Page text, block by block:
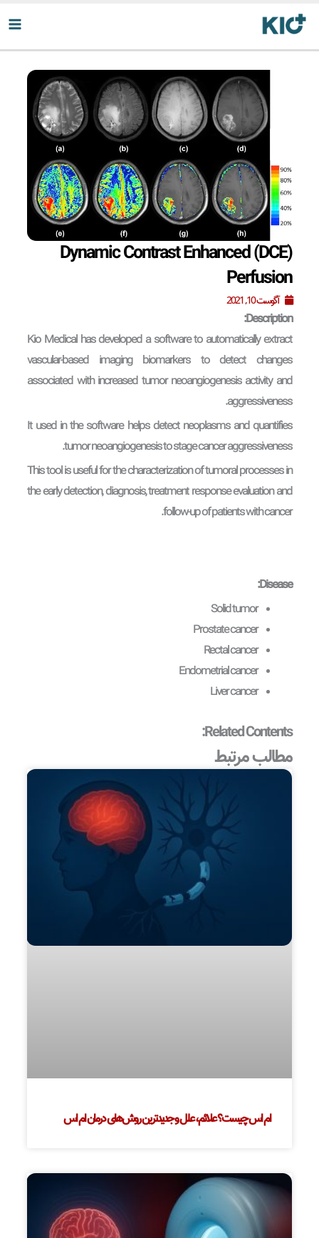
محتوا
Dynamic Contrast Enhanced (DCE)
Perfusion
آگوست 10, 2021
Description:
Kio Medical has developed a software to automatically extract
vascular-based imaging biomarkers to detect changes
associated with increased tumor neoangiogenesis activity and
aggressiveness.
It used in the software helps detect neoplasms and quantifies
tumor neoangiogenesis to stage cancer aggressiveness.
This tool is useful for the characterization of tumoral processes in
the early detection, diagnosis, treatment response evaluation and
follow-up of patients with cancer.
Disease:
Solid tumor
Prostate cancer
Rectal cancer
Endometrial cancer
Liver cancer
Related Contents:
مطالب مرتبط
ام اس چیست؟ علائم، علل و جدیدترین روش‌های درمان ام اس